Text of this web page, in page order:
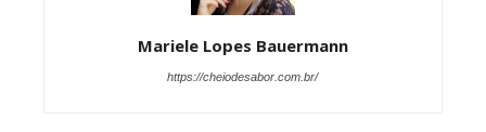
Mariele Lopes Bauermann
https://cheiodesabor.com.br/